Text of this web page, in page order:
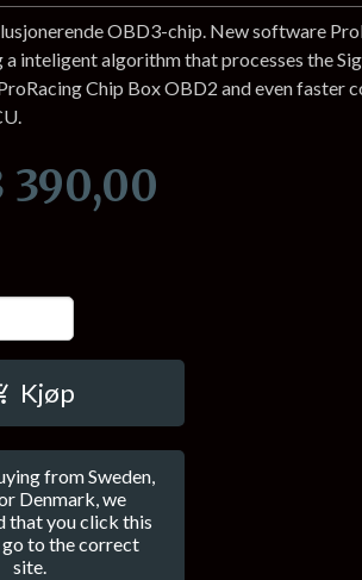
OBD3-chip. New software
a inteligent algorithm that processes the
Chip Box OBD2 and even faster
390,00
Kjøp
from Sweden,
Denmark, we
that you click this
to the correct
site.